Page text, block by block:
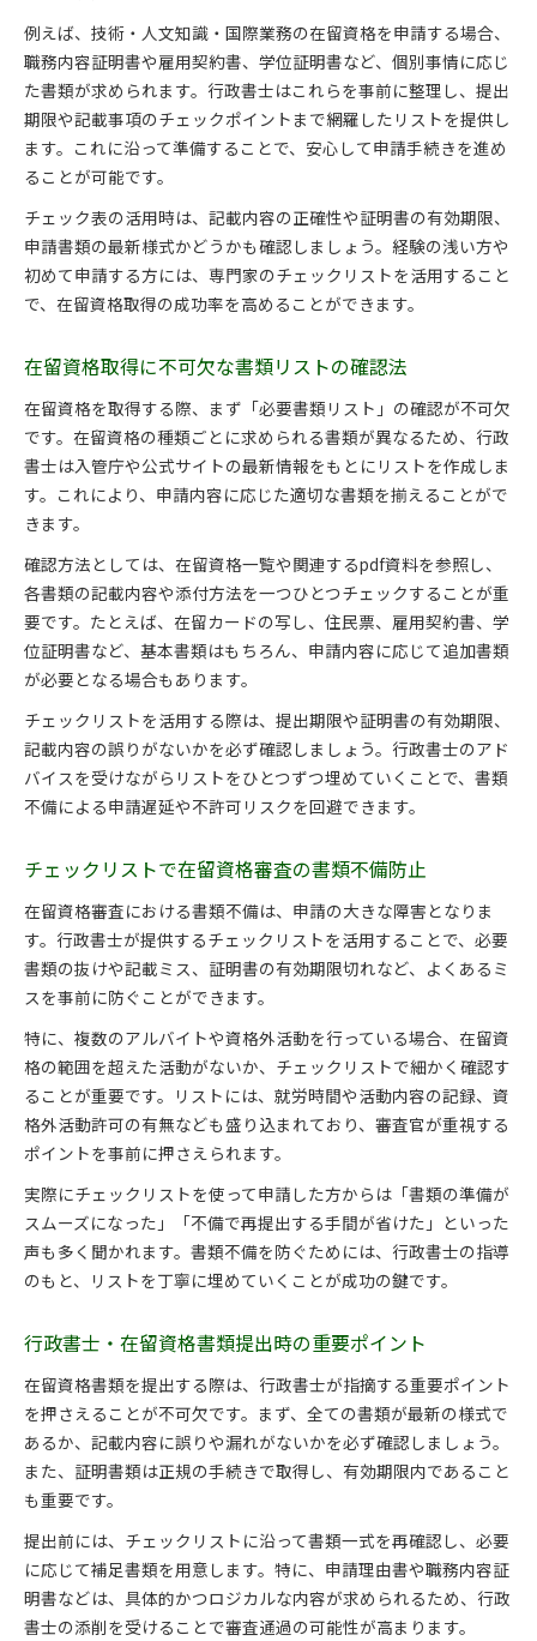
例えば、技術・人文知識・国際業務の在留資格を申請する場合、
職務内容証明書や雇用契約書、学位証明書など、個別事情に応じ
た書類が求められます。行政書士はこれらを事前に整理し、提出
期限や記載事項のチェックポイントまで網羅したリストを提供し
ます。これに沿って準備することで、安心して申請手続きを進め
ることが可能です。
チェック表の活用時は、記載内容の正確性や証明書の有効期限、
申請書類の最新様式かどうかも確認しましょう。経験の浅い方や
初めて申請する方には、専門家のチェックリストを活用すること
で、在留資格取得の成功率を高めることができます。
在留資格取得に不可欠な書類リストの確認法
在留資格を取得する際、まず「必要書類リスト」の確認が不可欠
です。在留資格の種類ごとに求められる書類が異なるため、行政
書士は入管庁や公式サイトの最新情報をもとにリストを作成しま
す。これにより、申請内容に応じた適切な書類を揃えることがで
きます。
確認方法としては、在留資格一覧や関連するpdf資料を参照し、
各書類の記載内容や添付方法を一つひとつチェックすることが重
要です。たとえば、在留カードの写し、住民票、雇用契約書、学
位証明書など、基本書類はもちろん、申請内容に応じて追加書類
が必要となる場合もあります。
チェックリストを活用する際は、提出期限や証明書の有効期限、
記載内容の誤りがないかを必ず確認しましょう。行政書士のアド
バイスを受けながらリストをひとつずつ埋めていくことで、書類
不備による申請遅延や不許可リスクを回避できます。
チェックリストで在留資格審査の書類不備防止
在留資格審査における書類不備は、申請の大きな障害となりま
す。行政書士が提供するチェックリストを活用することで、必要
書類の抜けや記載ミス、証明書の有効期限切れなど、よくあるミ
スを事前に防ぐことができます。
特に、複数のアルバイトや資格外活動を行っている場合、在留資
格の範囲を超えた活動がないか、チェックリストで細かく確認す
ることが重要です。リストには、就労時間や活動内容の記録、資
格外活動許可の有無なども盛り込まれており、審査官が重視する
ポイントを事前に押さえられます。
実際にチェックリストを使って申請した方からは「書類の準備が
スムーズになった」「不備で再提出する手間が省けた」といった
声も多く聞かれます。書類不備を防ぐためには、行政書士の指導
のもと、リストを丁寧に埋めていくことが成功の鍵です。
行政書士・在留資格書類提出時の重要ポイント
在留資格書類を提出する際は、行政書士が指摘する重要ポイント
を押さえることが不可欠です。まず、全ての書類が最新の様式で
あるか、記載内容に誤りや漏れがないかを必ず確認しましょう。
また、証明書類は正規の手続きで取得し、有効期限内であること
も重要です。
提出前には、チェックリストに沿って書類一式を再確認し、必要
に応じて補足書類を用意します。特に、申請理由書や職務内容証
明書などは、具体的かつロジカルな内容が求められるため、行政
書士の添削を受けることで審査通過の可能性が高まります。